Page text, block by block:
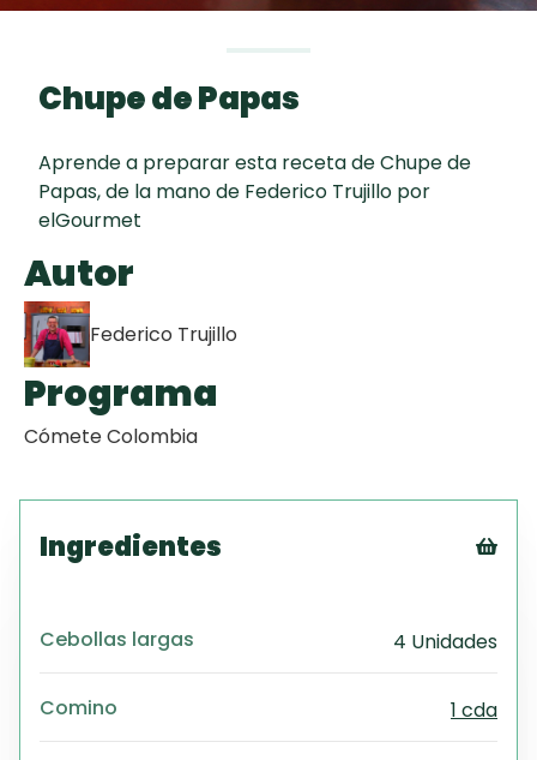
Red Velvet
Chupe de Papas
Aprende a preparar esta receta de Chupe de
Papas, de la mano de Federico Trujillo por
elGourmet
Autor
Federico Trujillo
Programa
Cómete Colombia
Ingredientes
Cebollas largas 4 Unidades
Comino 1 cda